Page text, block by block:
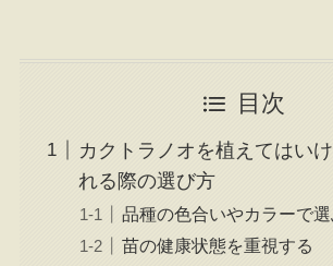
目次
カクトラノオを植えてはい
れる際の選び方
品種の色合いやカラーで
苗の健康状態を重視する